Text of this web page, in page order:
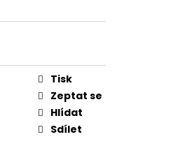
Tisk
Zeptat se
Hlídat
Sdílet